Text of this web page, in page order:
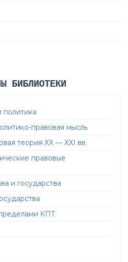
БИБЛИОТЕКИ
политика
правовая мысль
теория XX — XXI вв.
правовые
и государства
КПТ